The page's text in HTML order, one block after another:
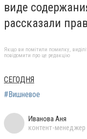
виде
рассказали
Якщо ви помітили помилку,
повідомити про це редакцію
СЕГОДНЯ
#Вишневое
Иванова Аня
контент-менеджер